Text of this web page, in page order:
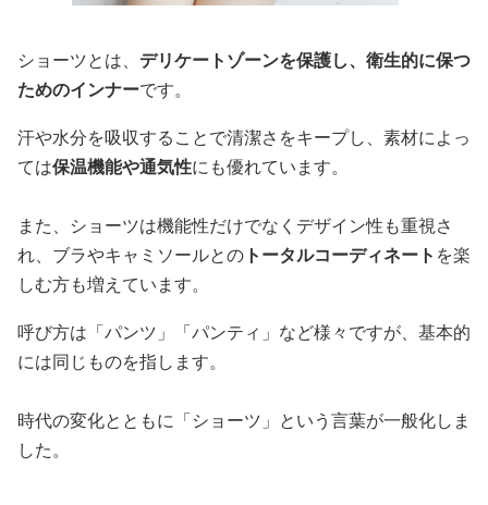
ショーツとは、 デリケートゾーンを保護し、衛生的に保つ
ためのインナーです。
汗や水分を吸収することで清潔さをキープし、素材によっ
ては保温機能や通気性にも優れています。
また、ショーツは機能性だけでなくデザイン性も重視さ
れ、ブラやキャミソールとの トータルコーディネート を楽
しむ方も増えています。
呼び方は「パンツ」「パンティ」など様々ですが、基本的
には同じものを指します。
時代の変化とともに「ショーツ」という言葉が一般化しま
した。